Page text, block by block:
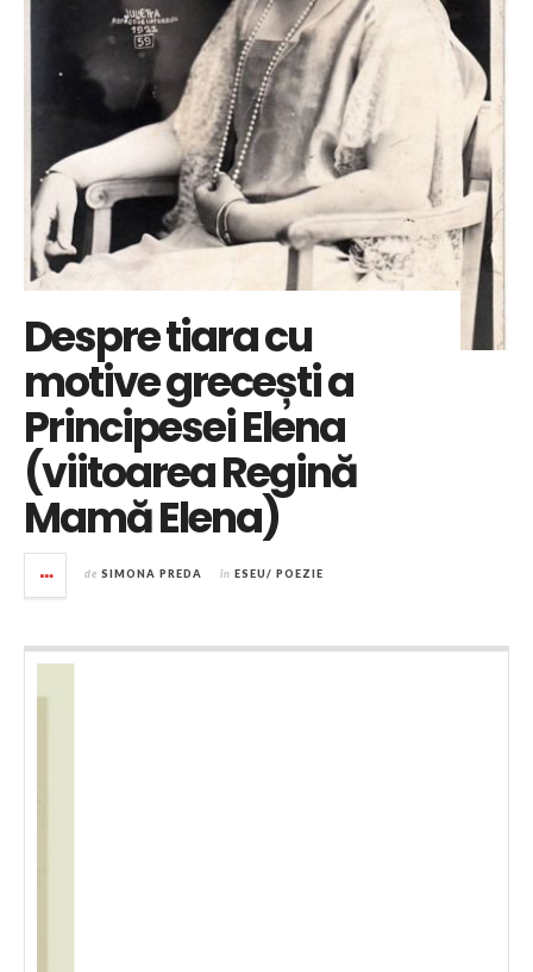
Despre tiara cu
motive grecești a
Principesei Elena
(viitoarea Regină
Mamă Elena)
de SIMONA PREDA în ESEU/ POEZIE